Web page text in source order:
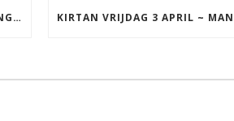
YOGA VAKANTIE TERSCHELLING 17 T/M 19 JULI